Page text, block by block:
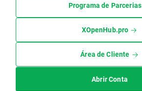
Programa de Parcerias
XOpenHub.pro
Área de Cliente
Abrir Conta